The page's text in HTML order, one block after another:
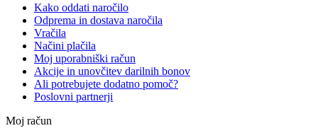
Kako oddati naročilo
Odprema in dostava naročila
Vračila
Načini plačila
Moj uporabniški račun
Akcije in unovčitev darilnih bonov
Ali potrebujete dodatno pomoč?
Poslovni partnerji
Moj račun